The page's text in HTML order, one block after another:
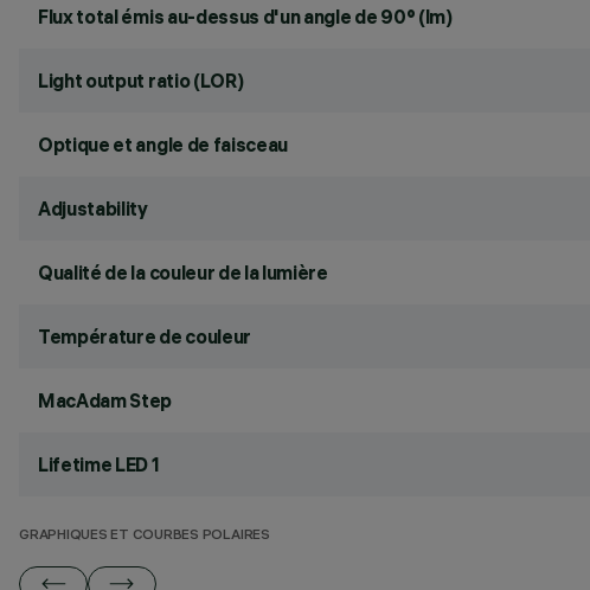
Flux total émis au-dessus d'un angle de 90° (lm)
Light output ratio (LOR)
Optique et angle de faisceau
Adjustability
Qualité de la couleur de la lumière
Température de couleur
MacAdam Step
Lifetime LED 1
GRAPHIQUES ET COURBES POLAIRES